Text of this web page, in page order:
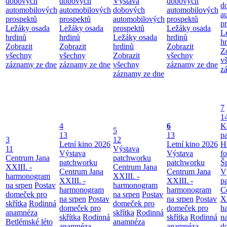
automobilových
prospektů
Ležáky osada
hrdinů
Zobrazit
všechny
záznamy ze dne
automobilových
prospektů
Ležáky osada
hrdinů
Zobrazit
všechny
záznamy ze dne
dobových
automobilových
prospektů
Ležáky osada
hrdinů
Zobrazit
všechny
záznamy ze dne
automobilových
prospektů
Ležáky osada
hrdinů
Zobrazit
všechny
záznamy ze dne
3
11
Centrum Jana
XXIII. -
harmonogram
na srpen Postav
domeček pro
skřítka Rodinná
anamnéza
Betlémské léto
4
13
Letní kino 2026
Výstava
patchworku
Centrum Jana
XXIII. -
harmonogram
na srpen Postav
domeček pro
skřítka Rodinná
5
12
Výstava
patchworku
Centrum Jana
XXIII. -
harmonogram
na srpen Postav
domeček pro
skřítka Rodinná
anamnéza
6
13
Letní kino 2026
Výstava
patchworku
Centrum Jana
XXIII. -
harmonogram
na srpen Postav
domeček pro
skřítka Rodinná
7